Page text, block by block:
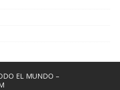
EL MUNDO –